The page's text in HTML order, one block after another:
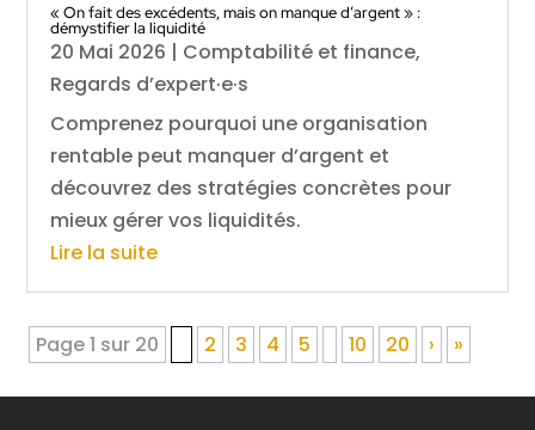
« On fait des excédents, mais on manque d’argent » :
démystifier la liquidité
20 Mai 2026 | Comptabilité et finance,
Regards d’expert·e·s
Comprenez pourquoi une organisation
rentable peut manquer d’argent et
découvrez des stratégies concrètes pour
mieux gérer vos liquidités.
Lire la suite
Page 1 sur 20 2 3 4 5 10 20 › »